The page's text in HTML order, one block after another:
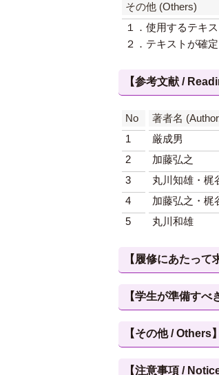
その他 (Others)
１．使用するテキ
２．テキストが確
【参考文献 /
No 著者名
1
厳成男
2
加藤弘之
3
丸川知雄・梶
4
加藤弘之・梶
5
丸川和雄
【履修にあたっ
【学生が準備す
【その他 / Others】
【注意事項 / Notice